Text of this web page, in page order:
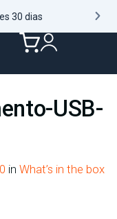
30 dias
USB-
in What’s in the box